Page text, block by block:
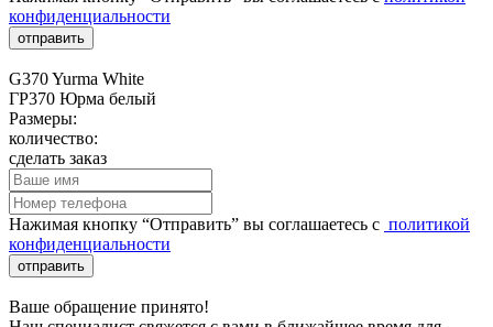
конфиденциальности
отправить
G370 Yurma White
ГР370 Юрма белый
Размеры:
количество:
сделать заказ
Нажимая кнопку “Отправить” вы соглашаетесь с политикой
конфиденциальности
отправить
Ваше обращение принято!